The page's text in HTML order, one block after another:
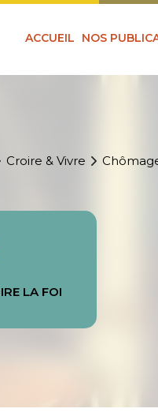
ACCUEIL NOS
Croire & Vivre
LA FOI